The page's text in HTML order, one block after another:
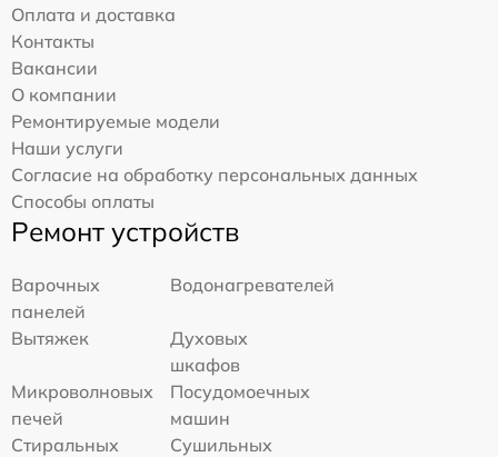
Оплата и доставка
Контакты
Вакансии
О компании
Ремонтируемые модели
Наши услуги
Согласие на обработку персональных данных
Способы оплаты
Ремонт устройств
Варочных
панелей
Водонагревателей
Вытяжек
Духовых
шкафов
Микроволновых
печей
Посудомоечных
машин
Стиральных
Сушильных